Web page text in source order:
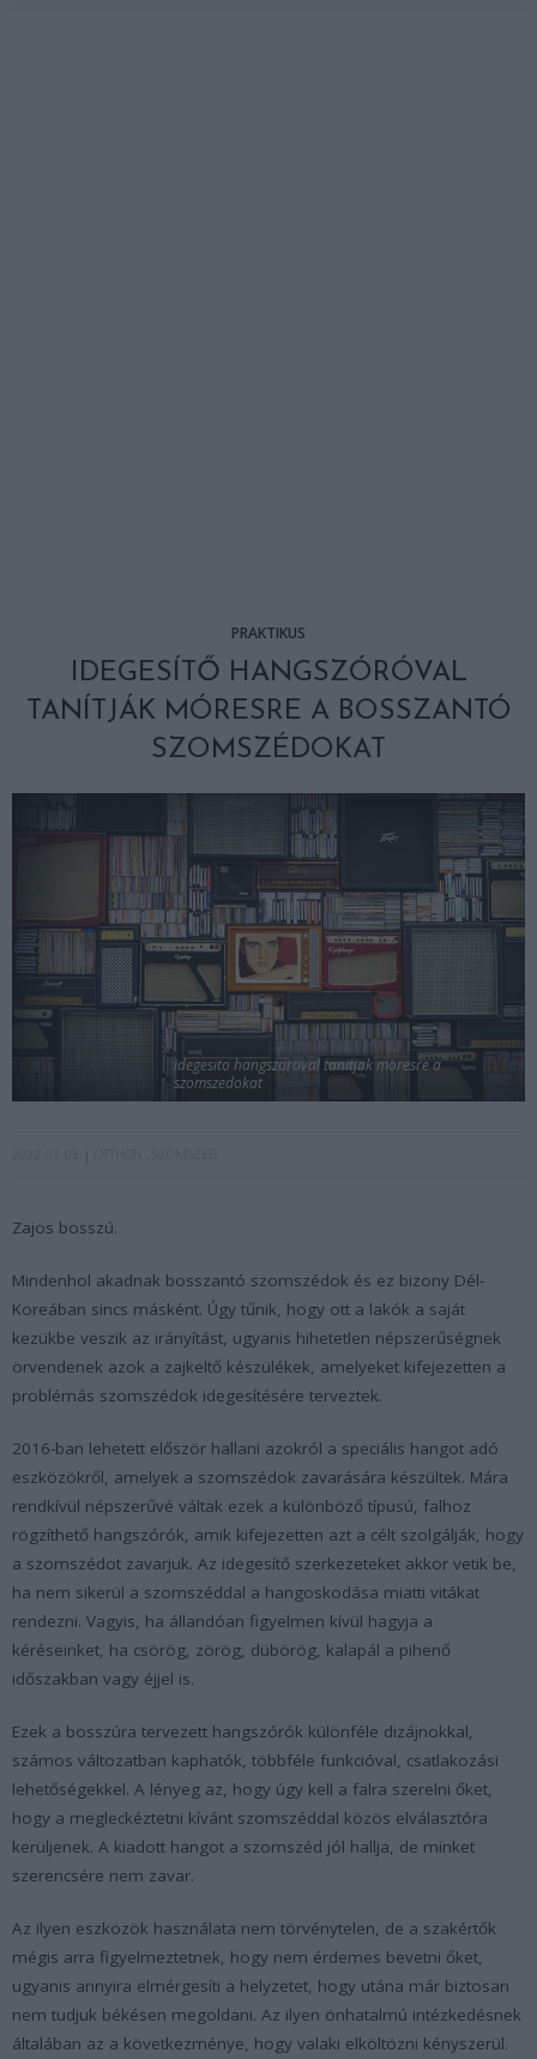
PRAKTIKUS
IDEGESÍTŐ HANGSZÓRÓVAL
TANÍTJÁK MÓRESRE A BOSSZANTÓ
SZOMSZÉDOKAT
idegesito hangszoroval tanitjak moresre a
szomszedokat
Zajos bosszú.
Mindenhol akadnak bosszantó szomszédok és ez bizony Dél-
Koreában sincs másként. Úgy tűnik, hogy ott a lakók a saját
kezükbe veszik az irányítást, ugyanis hihetetlen népszerűségnek
örvendenek azok a zajkeltő készülékek, amelyeket kifejezetten a
problémás szomszédok idegesítésére terveztek.
2016-ban lehetett először hallani azokról a speciális hangot adó
eszközökről, amelyek a szomszédok zavarására készültek. Mára
rendkívül népszerűvé váltak ezek a különböző típusú, falhoz
rögzíthető hangszórók, amik kifejezetten azt a célt szolgálják, hogy
a szomszédot zavarjuk. Az idegesítő szerkezeteket akkor vetik be,
ha nem sikerül a szomszéddal a hangoskodása miatti vitákat
rendezni. Vagyis, ha állandóan figyelmen kívül hagyja a
kéréseinket, ha csörög, zörög, dübörög, kalapál a pihenő
időszakban vagy éjjel is.
Ezek a bosszúra tervezett hangszórók különféle dizájnokkal,
számos változatban kaphatók, többféle funkcióval, csatlakozási
lehetőségekkel. A lényeg az, hogy úgy kell a falra szerelni őket,
hogy a megleckéztetni kívánt szomszéddal közös elválasztóra
kerüljenek. A kiadott hangot a szomszéd jól hallja, de minket
szerencsére nem zavar.
Az ilyen eszközök használata nem törvénytelen, de a szakértők
mégis arra figyelmeztetnek, hogy nem érdemes bevetni őket,
ugyanis annyira elmérgesíti a helyzetet, hogy utána már biztosan
nem tudjuk békésen megoldani. Az ilyen önhatalmú intézkedésnek
általában az a következménye, hogy valaki elköltözni kényszerül.